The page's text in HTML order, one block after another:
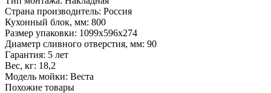
Страна производитель: Россия
Кухонный блок, мм: 800
Размер упаковки: 1099х596х274
Диаметр сливного отверстия, мм: 90
Гарантия: 5 лет
Вес, кг: 18,2
Модель мойки: Веста
Похожие товары